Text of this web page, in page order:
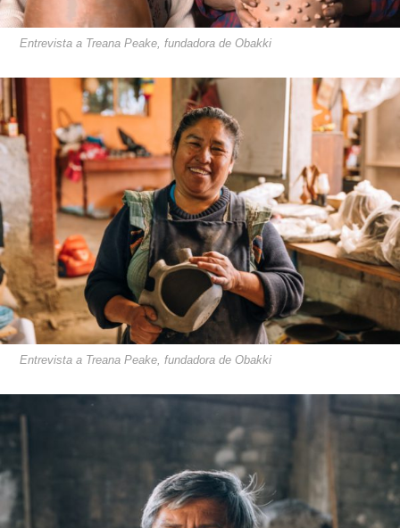
Entrevista a Treana Peake, fundadora de Obakki
Entrevista a Treana Peake, fundadora de Obakki